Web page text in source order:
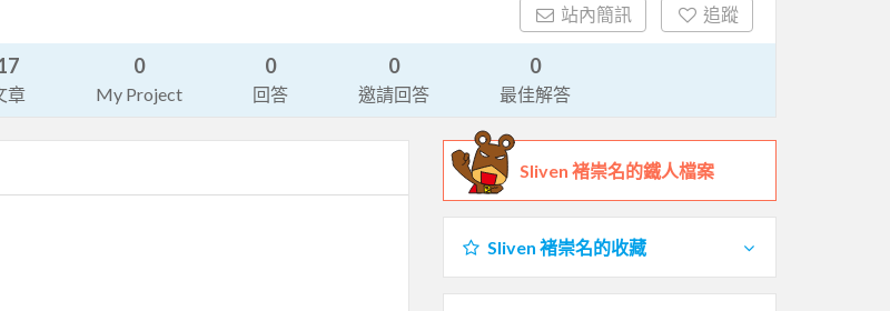
站內簡訊 追蹤
章
0
My Project
0
回答
0
邀請回答
0
最佳解答
Sliven 褚崇名的鐵人檔案
Sliven 褚崇名的收藏